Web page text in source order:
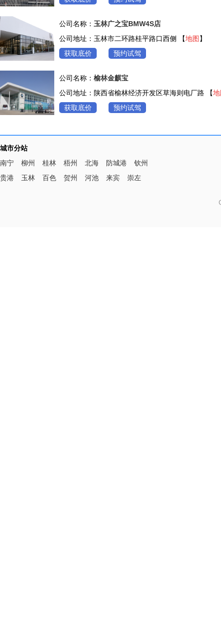
公司名称： 玉林广之宝BMW4S店
公司地址：玉林市二环路桂平路口西侧 【地图 】
获取底价
预约试驾
公司名称： 榆林金麒宝
公司地址：陕西省榆林经济开发区草海则电厂路 【
获取底价
预约试驾
城市分站
南宁
柳州 桂林 梧州 北海 防城港
钦州
贵港
玉林 百色 贺州 河池 来宾 崇左